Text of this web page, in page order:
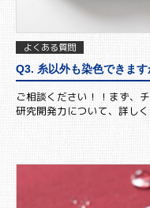
よくある質問
Q3. 糸以外も染色できます
ご相談ください！！まず、
研究開発力について、詳し